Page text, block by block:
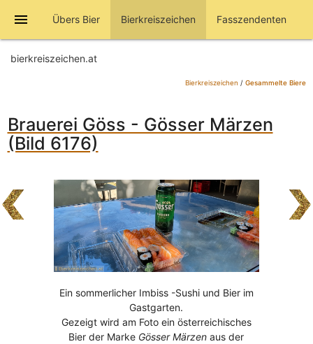
menu Übers Bier Bierkreiszeichen Fasszendenten
bierkreiszeichen.at
Bierkreiszeichen / Gesammelte Biere
Brauerei Göss - Gösser Märzen
(Bild 6176)
Ein sommerlicher Imbiss -Sushi und Bier im
Gastgarten.
Gezeigt wird am Foto ein österreichisches
Bier der Marke Gösser Märzen aus der